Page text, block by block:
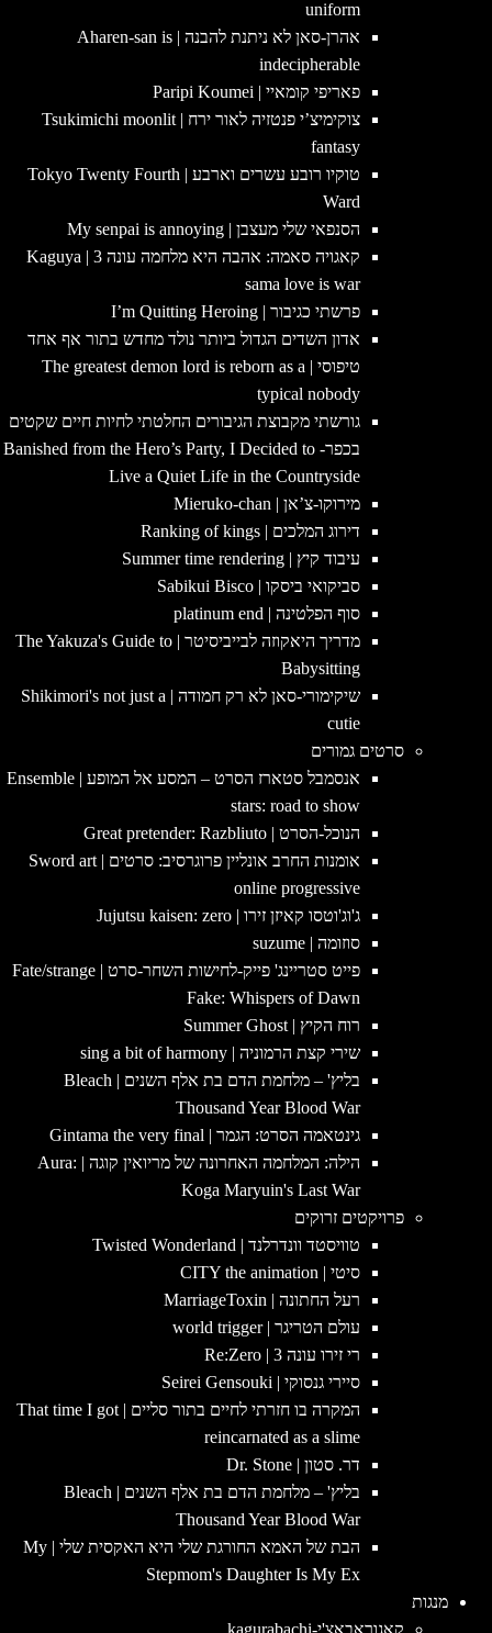
uniform
אהרן-סאן לא ניתנת להבנה | Aharen-san is
indecipherable
פאריפי קומאיי | Paripi Koumei
צוקימיצ’י פנטזיה לאור ירח | Tsukimichi moonlit
fantasy
טוקיו רובע עשרים וארבע | Tokyo Twenty Fourth
Ward
הסנפאי שלי מעצבן | My senpai is annoying
קאגויה סאמה: אהבה היא מלחמה עונה 3 | Kaguya
sama love is war
פרשתי כגיבור | I’m Quitting Heroing
אדון השדים הגדול ביותר נולד מחדש בתור אף אחד
טיפוסי | The greatest demon lord is reborn as a
typical nobody
גורשתי מקבוצת הגיבורים החלטתי לחיות חיים שקטים
בכפר- Banished from the Hero’s Party, I Decided to
Live a Quiet Life in the Countryside
מירוקו-צ’אן | Mieruko-chan
דירוג המלכים | Ranking of kings
עיבוד קיץ | Summer time rendering
סביקואי ביסקו | Sabikui Bisco
סוף הפלטינה | platinum end
מדריך היאקוזה לבייביסיטר | The Yakuza's Guide to
Babysitting
שיקימורי-סאן לא רק חמודה | Shikimori's not just a
cutie
סרטים גמורים
אנסמבל סטארז הסרט – המסע אל המופע | Ensemble
stars: road to show
הנוכל-הסרט | Great pretender: Razbliuto
אומנות החרב אונליין פרוגרסיב: סרטים | Sword art
online progressive
ג'וג'וטסו קאיזן זירו | Jujutsu kaisen: zero
סוזומה | suzume
פייט סטריינג' פייק-לחישות השחר-סרט | Fate/strange
Fake: Whispers of Dawn
רוח הקיץ | Summer Ghost
שירי קצת הרמוניה | sing a bit of harmony
בליץ' – מלחמת הדם בת אלף השנים | Bleach
Thousand Year Blood War
גינטאמה הסרט: הגמר | Gintama the very final
הילה: המלחמה האחרונה של מריואין קוגה | Aura:
Koga Maryuin's Last War
פרויקטים זרוקים
טוויסטד וונדרלנד | Twisted Wonderland
סיטי | CITY the animation
רעל החתונה | MarriageToxin
עולם הטריגר | world trigger
רי זירו עונה 3 | Re:Zero
סיירי גנסוקי | Seirei Gensouki
המקרה בו חזרתי לחיים בתור סליים | That time I got
reincarnated as a slime
דר. סטון | Dr. Stone
בליץ' – מלחמת הדם בת אלף השנים | Bleach
Thousand Year Blood War
הבת של האמא החורגת שלי היא האקסית שלי | My
Stepmom's Daughter Is My Ex
מנגות